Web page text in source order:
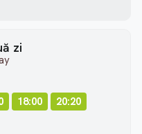
zi
18:00
20:20